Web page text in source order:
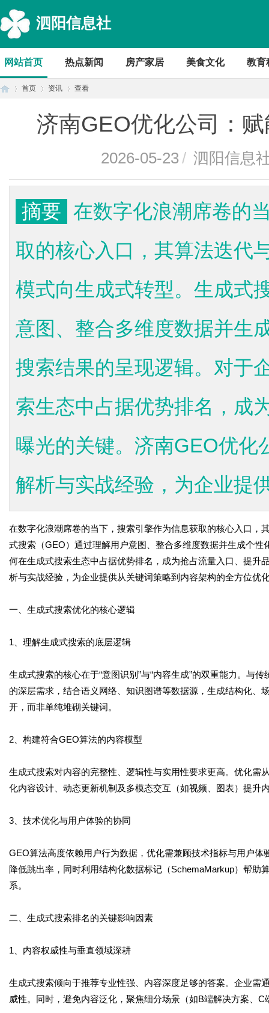
泗阳信息社
网站首页 热点新闻 房产家居 美食文化 教育
首页 资讯 查看
济南GEO优化公司：
2026-05-23/ 泗阳信息
摘要 在数字化浪潮席卷的
取的核心入口，其算法迭代
模式向生成式转型。生成式
意图、整合多维度数据并生
搜索结果的呈现逻辑。对于
索生态中占据优势排名，成
曝光的关键。济南GEO优化
解析与实战经验，为企业提
在数字化浪潮席卷的当下，搜索引擎作为信息获取的核心入口，
式搜索（GEO）通过理解用户意图、整合多维度数据并生成个
何在生成式搜索生态中占据优势排名，成为抢占流量入口、提升
析与实战经验，为企业提供从关键词策略到内容架构的全方位优
一、生成式搜索优化的核心逻辑
1、理解生成式搜索的底层逻辑
生成式搜索的核心在于“意图识别”与“内容生成”的双重能力。与
的深层需求，结合语义网络、知识图谱等数据源，生成结构化、
开，而非单纯堆砌关键词。
2、构建符合GEO算法的内容模型
生成式搜索对内容的完整性、逻辑性与实用性要求更高。优化需
化内容设计、动态更新机制及多模态交互（如视频、图表）提升
3、技术优化与用户体验的协同
GEO算法高度依赖用户行为数据，优化需兼顾技术指标与用户
降低跳出率，同时利用结构化数据标记（SchemaMarkup）帮助
系。
二、生成式搜索排名的关键影响因素
1、内容权威性与垂直领域深耕
生成式搜索倾向于推荐专业性强、内容深度足够的答案。企业需
威性。同时，避免内容泛化，聚焦细分场景（如B端解决方案、